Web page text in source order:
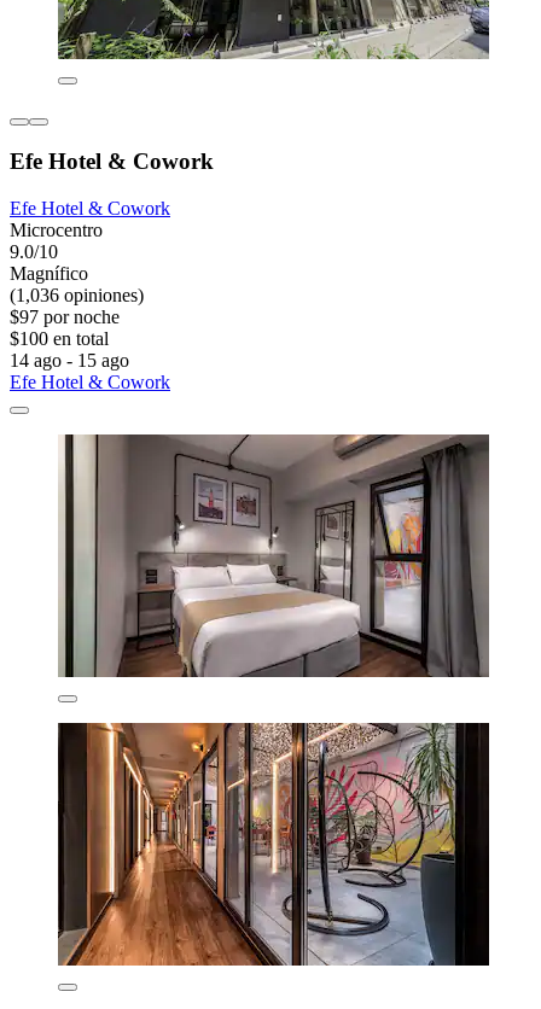
Efe Hotel & Cowork
Efe Hotel & Cowork
Microcentro
9.0/10
Magnífico
(1,036 opiniones)
$97 por noche
$100 en total
14 ago - 15 ago
Efe Hotel & Cowork